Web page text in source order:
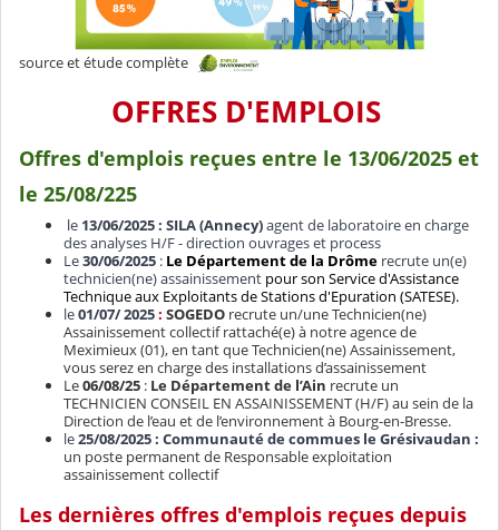
source et étude complète
OFFRES D'EMPLOIS
Offres d'emplois reçues entre le 13/06/2025 et
le 25/08/225
le 13/06/2025 : SILA (Annecy)agent de laboratoire en charge
des analyses H/F - direction ouvrages et process
Le30/06/2025 : Le Département de la Drôme recrute un(e)
technicien(ne) assainissement pour son Service d'Assistance
Technique aux Exploitants de Stations d'Epuration (SATESE).
le01/07/ 2025: SOGEDO recrute un/une Technicien(ne)
Assainissement collectif rattaché(e) à notre agence de
Meximieux (01), en tant que Technicien(ne) Assainissement,
vous serez en charge des installations d’assainissement
Le06/08/25 : Le Département de l’Ain recrute un
TECHNICIEN CONSEIL EN ASSAINISSEMENT (H/F) au sein de la
Direction de l’eau et de l’environnement à Bourg-en-Bresse.
le25/08/2025 : Communauté de commues le Grésivaudan :
un poste permanent de Responsable exploitation
assainissement collectif
Les dernières offres d'emplois reçues depuis